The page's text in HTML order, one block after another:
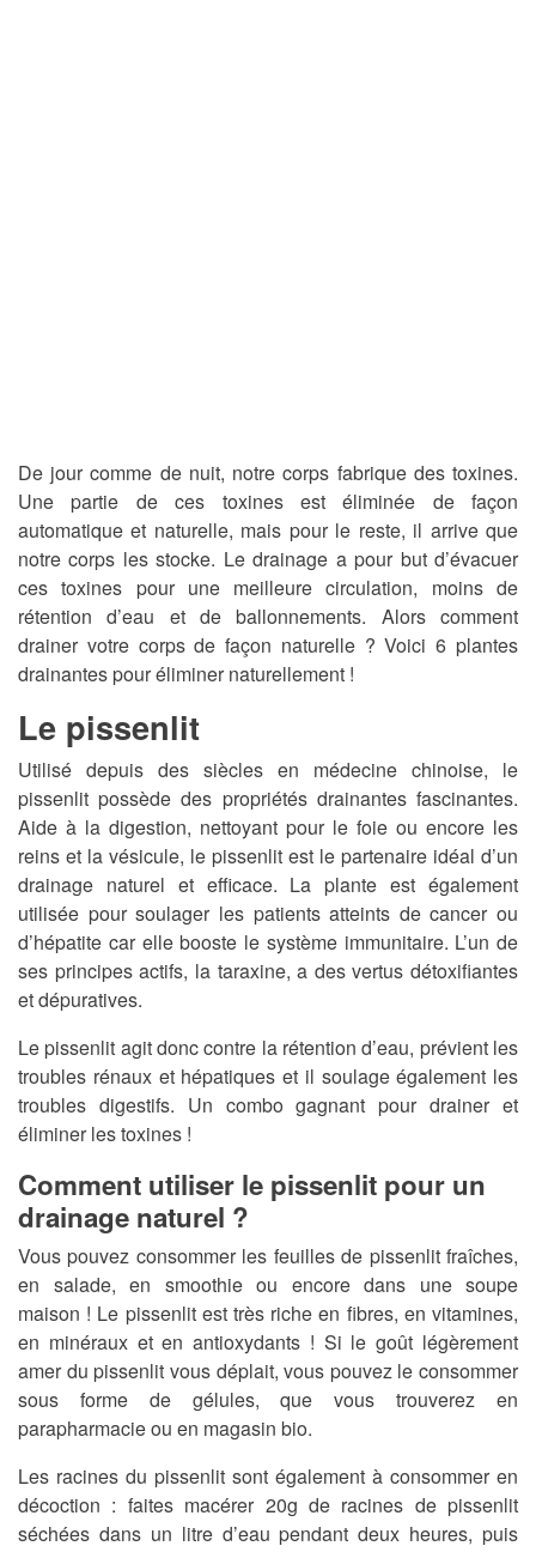
De jour comme de nuit, notre corps fabrique des toxines.
Une partie de ces toxines est éliminée de façon
automatique et naturelle, mais pour le reste, il arrive que
notre corps les stocke. Le drainage a pour but d’évacuer
ces toxines pour une meilleure circulation, moins de
rétention d’eau et de ballonnements. Alors comment
drainer votre corps de façon naturelle ? Voici 6 plantes
drainantes pour éliminer naturellement !
Le pissenlit
Utilisé depuis des siècles en médecine chinoise, le
pissenlit possède des propriétés drainantes fascinantes.
Aide à la digestion, nettoyant pour le foie ou encore les
reins et la vésicule, le pissenlit est le partenaire idéal d’un
drainage naturel et efficace. La plante est également
utilisée pour soulager les patients atteints de cancer ou
d’hépatite car elle booste le système immunitaire. L’un de
ses principes actifs, la taraxine, a des vertus détoxifiantes
et dépuratives.
Le pissenlit agit donc contre la rétention d’eau, prévient les
troubles rénaux et hépatiques et il soulage également les
troubles digestifs. Un combo gagnant pour drainer et
éliminer les toxines !
Comment utiliser le pissenlit pour un
drainage naturel ?
Vous pouvez consommer les feuilles de pissenlit fraîches,
en salade, en smoothie ou encore dans une soupe
maison ! Le pissenlit est très riche en fibres, en vitamines,
en minéraux et en antioxydants ! Si le goût légèrement
amer du pissenlit vous déplait, vous pouvez le consommer
sous forme de gélules, que vous trouverez en
parapharmacie ou en magasin bio.
Les racines du pissenlit sont également à consommer en
décoction : faites macérer 20g de racines de pissenlit
séchées dans un litre d’eau pendant deux heures, puis